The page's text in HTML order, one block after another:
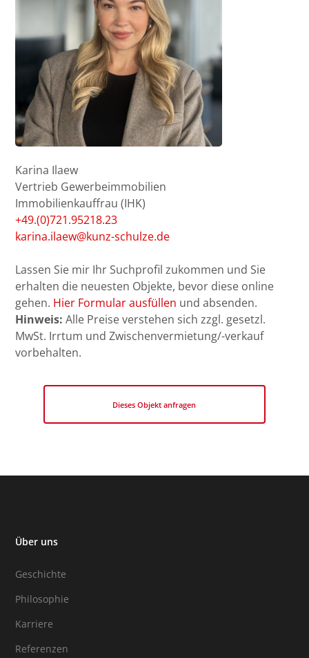
Karina Ilaew
Vertrieb Gewerbeimmobilien
Immobilienkauffrau (IHK)
+49.(0)721.95218.23
karina.ilaew@kunz-schulze.de
Lassen Sie mir Ihr Suchprofil zukommen und Sie
erhalten die neuesten Objekte, bevor diese online
gehen. Hier Formular ausfüllen und absenden.
Hinweis: Alle Preise verstehen sich zzgl. gesetzl.
MwSt. Irrtum und Zwischenvermietung/-verkauf
vorbehalten.
Dieses Objekt anfragen
Über uns
Geschichte
Philosophie
Karriere
Referenzen